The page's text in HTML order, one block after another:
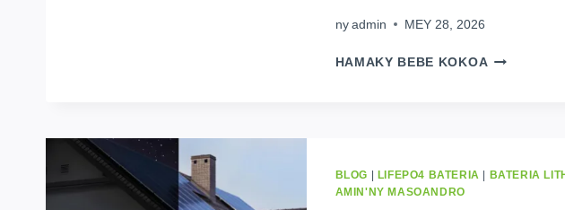
ny admin MEY 28, 2026
HAMAKY BEBE KOKOA FITAHIRY
NY
BLOG | LIFEPO4 BATERIA | BATERIA
AMIN'NY MASOANDRO